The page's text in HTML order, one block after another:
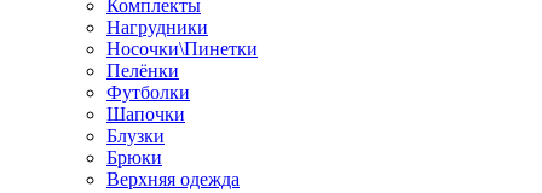
Комплекты
Нагрудники
Носочки\Пинетки
Пелёнки
Футболки
Шапочки
Блузки
Брюки
Верхняя одежда